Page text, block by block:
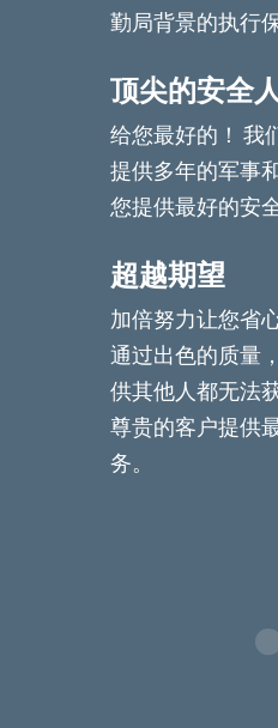
勤局背景的执行
顶尖的安全
给您最好的！ 我
提供多年的军事
您提供最好的安
超越期望
加倍努力让您省
通过出色的质量
供其他人都无法
尊贵的客户提供
务。